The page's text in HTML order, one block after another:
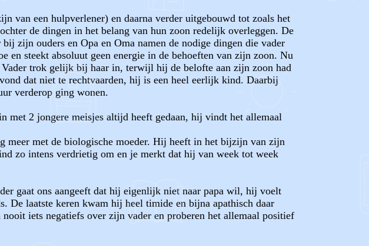
van een hulpverlener) en daarna verder uitgebouwd tot zoals het
de dingen in het belang van hun zoon redelijk overleggen. De
zijn ouders en Opa en Oma namen de nodige dingen die vader
steekt absoluut geen energie in de behoeften van zijn zoon. Nu
trok gelijk bij haar in, terwijl hij de belofte aan zijn zoon had
dat niet te rechtvaarden, hij is een heel eerlijk kind. Daarbij
verderop ging wonen.
met 2 jongere meisjes altijd heeft gedaan, hij vindt het allemaal
meer met de biologische moeder. Hij heeft in het bijzijn van zijn
zo intens verdrietig om en je merkt dat hij van week tot week
gaat ons aangeeft dat hij eigenlijk niet naar papa wil, hij voelt
De laatste keren kwam hij heel timide en bijna apathisch daar
iets negatiefs over zijn vader en proberen het allemaal positief